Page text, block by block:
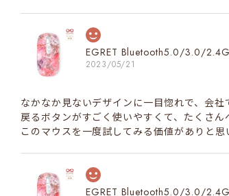
EGRET Bluetooth5.0/3.0/
2023/05/21
なかなか見ないデザインに一目惚れで、会
戻るボタンがすごく使いやすくて、たくさ
このマウスを一度試してみる価値がありと
EGRET Bluetooth5.0/3.0/